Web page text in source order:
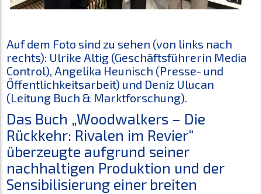
Auf dem Foto sind zu sehen (von links nach
rechts): Ulrike Altig (Geschäftsführerin Media
Control), Angelika Heunisch (Presse- und
Öffentlichkeitsarbeit) und Deniz Ulucan
(Leitung Buch & Marktforschung).
Das Buch „Woodwalkers – Die
Rückkehr: Rivalen im Revier“
überzeugte aufgrund seiner
nachhaltigen Produktion und der
Sensibilisierung einer breiten